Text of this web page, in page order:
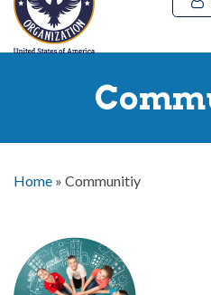
Home » Communitiy